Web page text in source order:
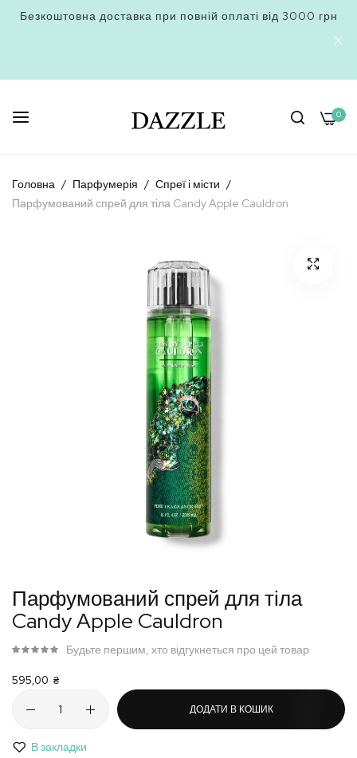
Безкоштовна доставка при повній оплаті від 3000 грн
0
to
Content
Головна Парфумерія
Спреї і місти
Парфумований спрей для тіла Candy Apple Cauldron
початку
зображень
Парфумований спрей для тіла
Candy Apple Cauldron
595,00 ₴
Будьте першим, хто відгукнеться про цей товар
ДОДАТИ В КОШИК
В закладки